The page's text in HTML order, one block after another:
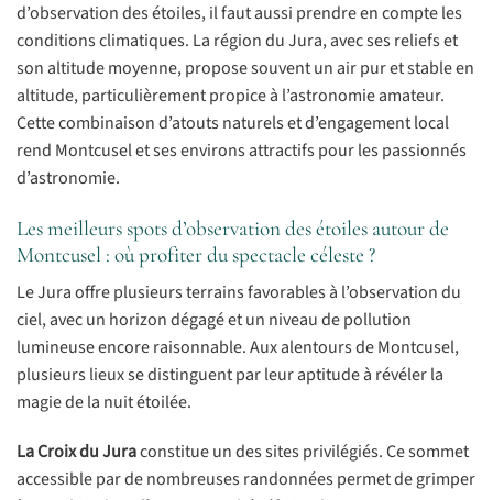
d’observation des étoiles, il faut aussi prendre en compte les
conditions climatiques. La région du Jura, avec ses reliefs et
son altitude moyenne, propose souvent un air pur et stable en
altitude, particulièrement propice à l’astronomie amateur.
Cette combinaison d’atouts naturels et d’engagement local
rend Montcusel et ses environs attractifs pour les passionnés
d’astronomie.
Les meilleurs spots d’observation des étoiles autour de
Montcusel : où profiter du spectacle céleste ?
Le Jura offre plusieurs terrains favorables à l’observation du
ciel, avec un horizon dégagé et un niveau de pollution
lumineuse encore raisonnable. Aux alentours de Montcusel,
plusieurs lieux se distinguent par leur aptitude à révéler la
magie de la nuit étoilée.
La Croix du Juraconstitue un des sites privilégiés. Ce sommet
accessible par de nombreuses randonnées permet de grimper